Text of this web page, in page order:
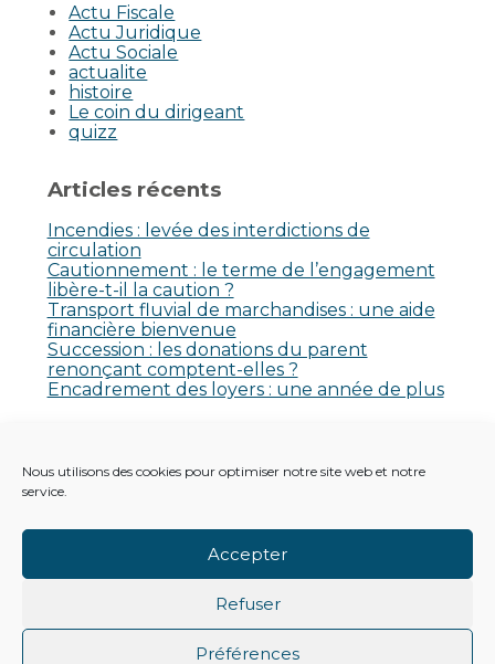
Nous utilisons des cookies pour optimiser notre site web et notre
service.
Accepter
Refuser
Préférences
Actu Fiscale
Actu Juridique
Actu Sociale
actualite
histoire
Le coin du dirigeant
quizz
Articles récents
Incendies : levée des interdictions de
circulation
Cautionnement : le terme de l’engagement
libère-t-il la caution ?
Transport fluvial de marchandises : une aide
financière bienvenue
Succession : les donations du parent
renonçant comptent-elles ?
Encadrement des loyers : une année de plus
Aucun commentaire à afficher.
Footer
Principale
MENTIONS LÉGALES